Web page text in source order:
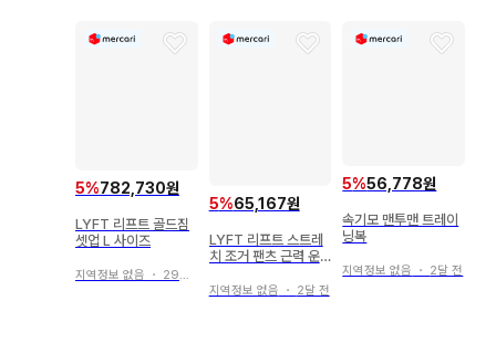
5%782,730원
LYFT 리프트 골드짐
셋업 L 사이즈
지역정보 없음 ・ 29일 전
5%65,167원
LYFT 리프트 스트레
치 조거 팬츠 근력 운
지역정보 없음 ・ 2달 전
5%56,778원
속기모 맨투맨 트레이
닝복
지역정보 없음 ・ 2달 전